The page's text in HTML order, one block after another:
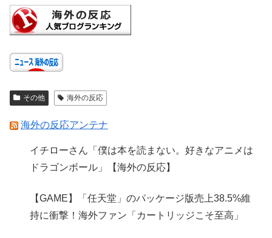
その他 海外の反応
海外の反応アンテナ
イチローさん「僕は本を読まない。好きなアニメは
ドラゴンボール」【海外の反応】
【GAME】「任天堂」のパッケージ版売上38.5%維
持に衝撃！海外ファン「カートリッジこそ至高」